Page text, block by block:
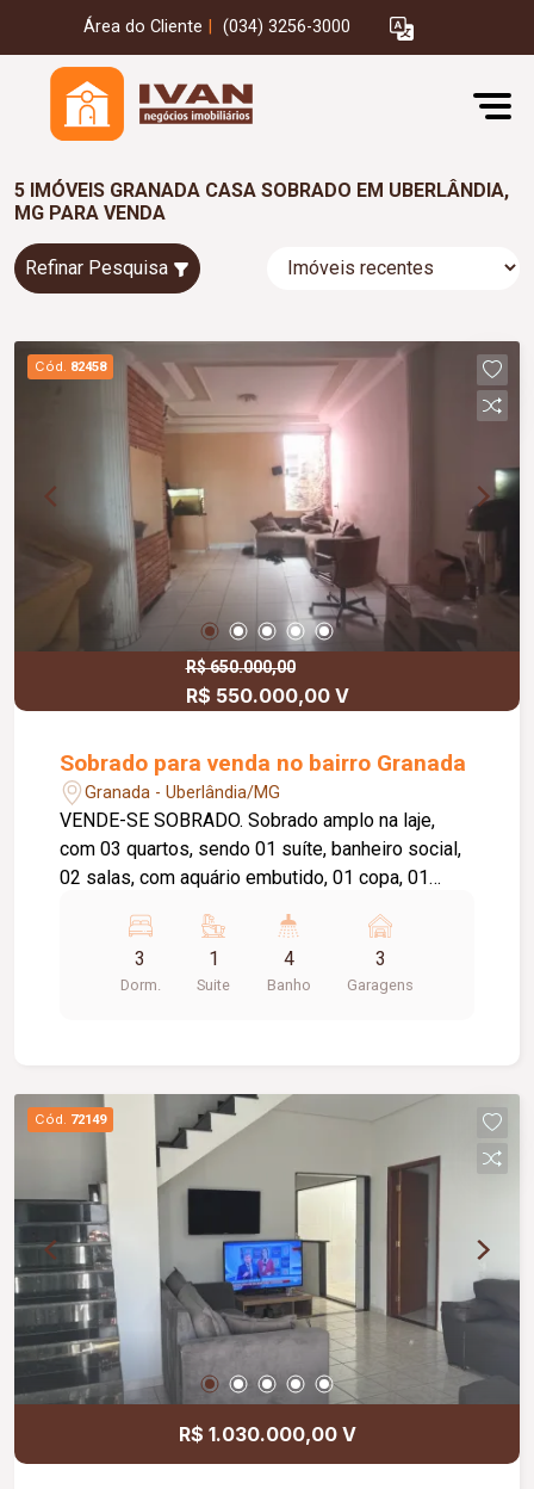
Área do Cliente (034) 3256-3000
5 IMÓVEIS GRANADA CASA SOBRADO EM UBERLÂNDIA,
MG PARA VENDA
Refinar Pesquisa
Cód. 82458
R$ 650.000,00
R$ 550.000,00 V
Sobrado para venda no bairro Granada
Granada - Uberlândia/MG
VENDE-SE SOBRADO. Sobrado amplo na laje,
com 03 quartos, sendo 01 suíte, banheiro social,
02 salas, com aquário embutido, 01 copa, 01
cascata e pedras, área gourmet ampla com
piscina, churrasqueira, banheiro, placas solares
para o aquecimento da piscina. Área superior a
3
Dorm.
1
Suite
4
Banho
3
Garagens
Cód. 72149
R$ 1.030.000,00 V